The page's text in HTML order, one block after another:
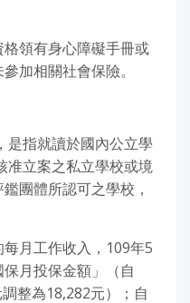
領有身心障礙手冊或
加相關社會保險。
是指就讀於國內公立學
准立案之私立學校或境
團體所認可之學校，
月工作收入，109年5
月投保金額」（自
整為18,282元）；自